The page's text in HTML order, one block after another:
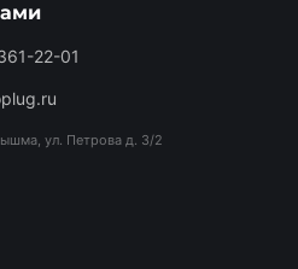
22-01
ул. Петрова д. 3/2